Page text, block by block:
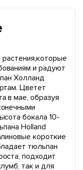
растения,которые
и радуют
Холланд
Цветет
в мае, образуя
бокала 10-
Holland
короткие
тюльпан
подходит
так и для